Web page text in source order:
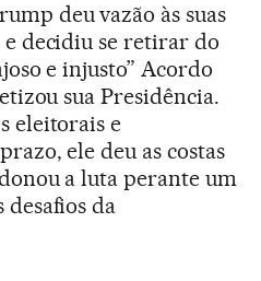
deu vazão às suas
decidiu se retirar do
e injusto” Acordo
sua Presidência.
eleitorais e
ele deu as costas
a luta perante um
da